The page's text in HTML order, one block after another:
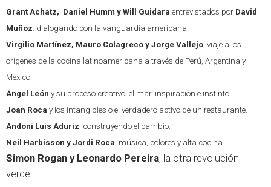
Grant Achatz, Daniel Humm y Will Guidara entrevistados por David
Muñoz: dialogando con la vanguardia americana.
Virgilio Martínez, Mauro Colagreco y Jorge Vallejo, viaje a los
orígenes de la cocina latinoamericana a través de Perú, Argentina y
México.
Ángel León y su proceso creativo: el mar, inspiración e instinto.
Joan Roca y los intangibles o el verdadero activo de un restaurante.
Andoni Luis Aduriz, construyendo el cambio.
Neil Harbisson y Jordi Roca, música, colores y alta cocina.
Simon Rogan y Leonardo Pereira, la otra revolución
verde.